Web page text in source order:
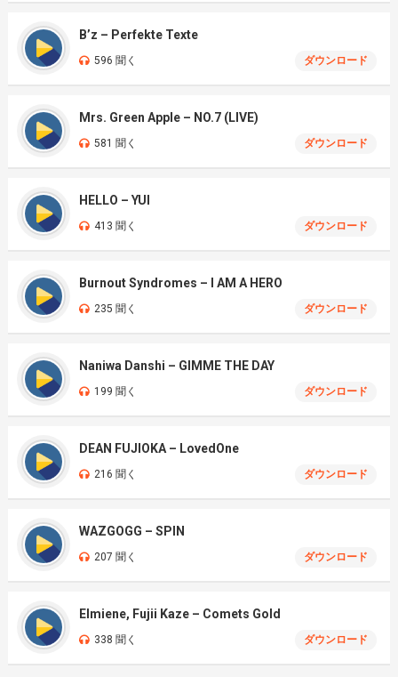
B’z – Perfekte Texte
596 聞く ダウンロード
Mrs. Green Apple – NO.7 (LIVE)
581 聞く ダウンロード
HELLO – YUI
413 聞く ダウンロード
Burnout Syndromes – I AM A HERO
235 聞く ダウンロード
Naniwa Danshi – GIMME THE DAY
199 聞く ダウンロード
DEAN FUJIOKA – LovedOne
216 聞く ダウンロード
WAZGOGG – SPIN
207 聞く ダウンロード
Elmiene, Fujii Kaze – Comets Gold
338 聞く ダウンロード